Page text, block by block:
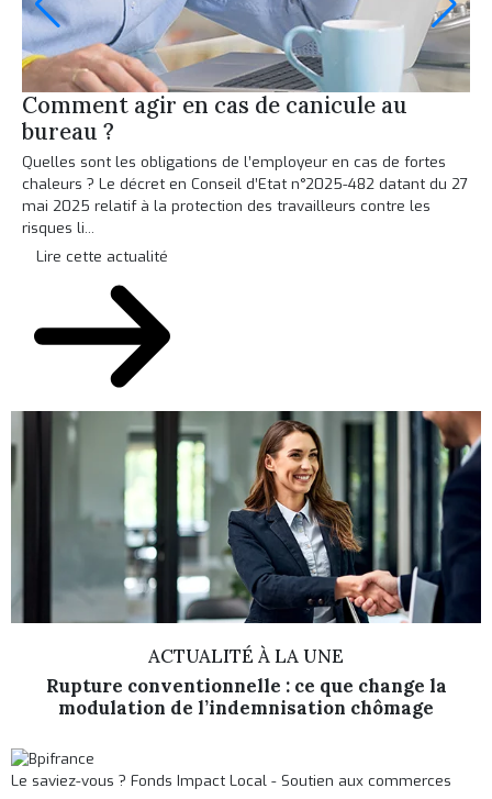
Comment agir en cas de canicule au
bureau ?
Quelles sont les obligations de l’employeur en cas de fortes
chaleurs ? Le décret en Conseil d’Etat n°2025-482 datant du 27
mai 2025 relatif à la protection des travailleurs contre les
risques li...
Lire cette actualité
ACTUALITÉ À LA UNE
Rupture conventionnelle : ce que change la
modulation de l’indemnisation chômage
Le saviez-vous ?Fonds Impact Local - Soutien aux commerces